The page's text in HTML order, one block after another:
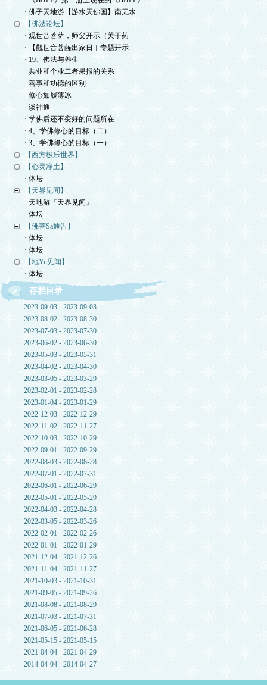
· 佛子天地游【游水天佛国】南无水
【佛法论坛】
· 观世音菩萨，师父开示（关于药
· 【觀世音菩薩出家日︱专题开示
· 19、佛法与养生
· 共业和个业二者果报的关系
· 善事和功德的区别
· 修心如履薄冰
· 谈神通
· 学佛后还不变好的问题所在
· 4、学佛修心的目标（二）
· 3、学佛修心的目标（一）
【西方极乐世界】
【心灵净土】
· 体坛
【天界见闻】
· 天地游『天界见闻』
· 体坛
【佛菩Sa通告】
· 体坛
· 体坛
【地Yu见闻】
· 体坛
存档目录
2023-09-03 - 2023-09-03
2023-08-02 - 2023-08-30
2023-07-03 - 2023-07-30
2023-06-02 - 2023-06-30
2023-05-03 - 2023-05-31
2023-04-02 - 2023-04-30
2023-03-05 - 2023-03-29
2023-02-01 - 2023-02-28
2023-01-04 - 2023-01-29
2022-12-03 - 2022-12-29
2022-11-02 - 2022-11-27
2022-10-03 - 2022-10-29
2022-09-01 - 2022-09-29
2022-08-03 - 2022-08-28
2022-07-01 - 2022-07-31
2022-06-01 - 2022-06-29
2022-05-01 - 2022-05-29
2022-04-03 - 2022-04-28
2022-03-05 - 2022-03-26
2022-02-01 - 2022-02-26
2022-01-01 - 2022-01-29
2021-12-04 - 2021-12-26
2021-11-04 - 2021-11-27
2021-10-03 - 2021-10-31
2021-09-05 - 2021-09-26
2021-08-08 - 2021-08-29
2021-07-03 - 2021-07-31
2021-06-05 - 2021-06-28
2021-05-15 - 2021-05-15
2021-04-04 - 2021-04-29
2014-04-04 - 2014-04-27